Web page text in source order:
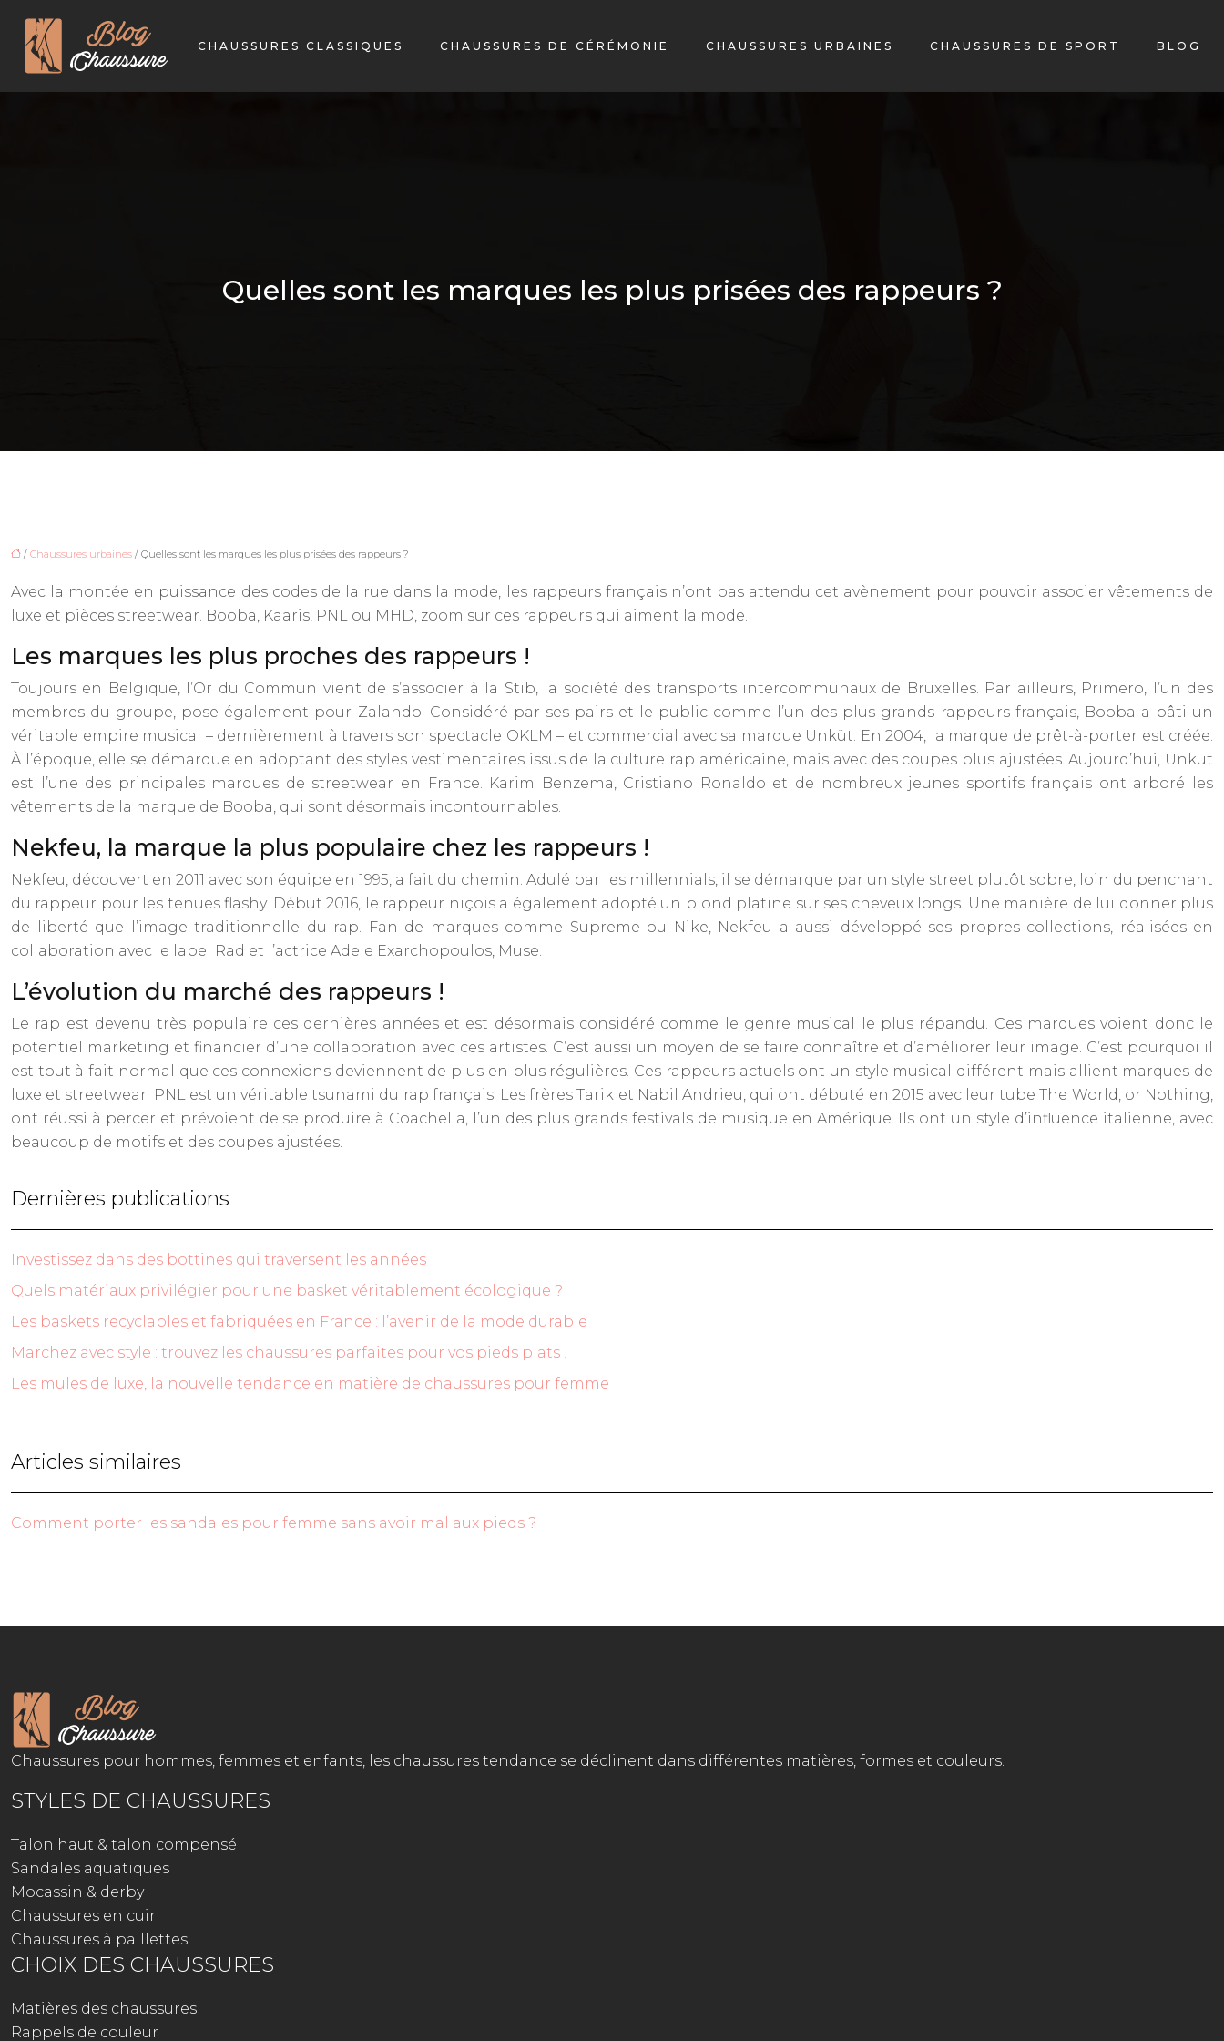
CHAUSSURES CLASSIQUES CHAUSSURES DE CÉRÉMONIE CHAUSSURES URBAINES CHAUSSURES DE SPORT BLOG
Quelles sont les marques les plus prisées des rappeurs ?
/ Chaussures urbaines / Quelles sont les marques les plus prisées des rappeurs ?
Avec la montée en puissance des codes de la rue dans la mode, les rappeurs français n’ont pas attendu cet avènement pour pouvoir associer vêtements de
luxe et pièces streetwear. Booba, Kaaris, PNL ou MHD, zoom sur ces rappeurs qui aiment la mode.
Les marques les plus proches des rappeurs !
Toujours en Belgique, l’Or du Commun vient de s’associer à la Stib, la société des transports intercommunaux de Bruxelles. Par ailleurs, Primero, l’un des
membres du groupe, pose également pour Zalando. Considéré par ses pairs et le public comme l’un des plus grands rappeurs français, Booba a bâti un
véritable empire musical – dernièrement à travers son spectacle OKLM – et commercial avec sa marque Unküt. En 2004, la marque de prêt-à-porter est créée.
À l’époque, elle se démarque en adoptant des styles vestimentaires issus de la culture rap américaine, mais avec des coupes plus ajustées. Aujourd’hui, Unküt
est l’une des principales marques de streetwear en France. Karim Benzema, Cristiano Ronaldo et de nombreux jeunes sportifs français ont arboré les
vêtements de la marque de Booba, qui sont désormais incontournables.
Nekfeu, la marque la plus populaire chez les rappeurs !
Nekfeu, découvert en 2011 avec son équipe en 1995, a fait du chemin. Adulé par les millennials, il se démarque par un style street plutôt sobre, loin du penchant
du rappeur pour les tenues flashy. Début 2016, le rappeur niçois a également adopté un blond platine sur ses cheveux longs. Une manière de lui donner plus
de liberté que l’image traditionnelle du rap. Fan de marques comme Supreme ou Nike, Nekfeu a aussi développé ses propres collections, réalisées en
collaboration avec le label Rad et l’actrice Adele Exarchopoulos, Muse.
L’évolution du marché des rappeurs !
Le rap est devenu très populaire ces dernières années et est désormais considéré comme le genre musical le plus répandu. Ces marques voient donc le
potentiel marketing et financier d’une collaboration avec ces artistes. C’est aussi un moyen de se faire connaître et d’améliorer leur image. C’est pourquoi il
est tout à fait normal que ces connexions deviennent de plus en plus régulières. Ces rappeurs actuels ont un style musical différent mais allient marques de
luxe et streetwear. PNL est un véritable tsunami du rap français. Les frères Tarik et Nabil Andrieu, qui ont débuté en 2015 avec leur tube The World, or Nothing,
ont réussi à percer et prévoient de se produire à Coachella, l’un des plus grands festivals de musique en Amérique. Ils ont un style d’influence italienne, avec
beaucoup de motifs et des coupes ajustées.
Dernières publications
Investissez dans des bottines qui traversent les années
Quels matériaux privilégier pour une basket véritablement écologique ?
Les baskets recyclables et fabriquées en France : l’avenir de la mode durable
Marchez avec style : trouvez les chaussures parfaites pour vos pieds plats !
Les mules de luxe, la nouvelle tendance en matière de chaussures pour femme
Articles similaires
Comment porter les sandales pour femme sans avoir mal aux pieds ?
Chaussures pour hommes, femmes et enfants, les chaussures tendance se déclinent dans différentes matières, formes et couleurs.
STYLES DE CHAUSSURES
Talon haut & talon compensé
Sandales aquatiques
Mocassin & derby
Chaussures en cuir
Chaussures à paillettes
CHOIX DES CHAUSSURES
Matières des chaussures
Rappels de couleur